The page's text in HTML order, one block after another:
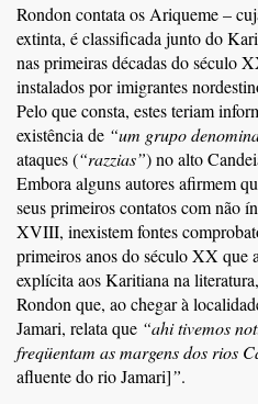
Rondon contata os Ariqueme –
extinta, é classificada junto do
nas primeiras décadas do século
instalados por imigrantes
Pelo que consta, estes teriam
existência de “um grupo
ataques (“razzias”) no alto
Embora alguns autores afirmem
seus primeiros contatos com não
XVIII, inexistem fontes
primeiros anos do século XX que
explícita aos Karitiana na
Rondon que, ao chegar à
Jamari, relata que “ahi tivemos
freqüentam as margens dos rios
afluente do rio Jamari]”.